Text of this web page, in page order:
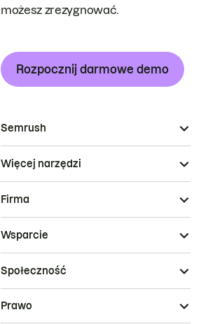
możesz zrezygnować.
Rozpocznij darmowe demo
Semrush
Więcej narzędzi
Firma
Wsparcie
Społeczność
Prawo